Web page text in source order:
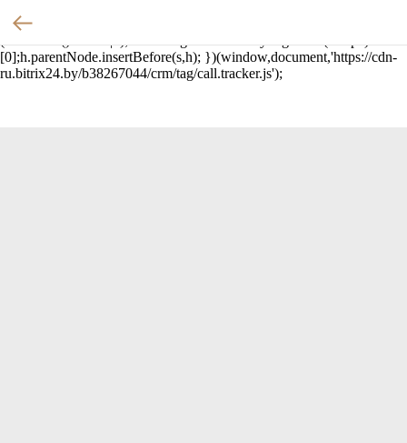
s=d.createElement('script');s.async=true;s.src=u+'?'+
[0];h.parentNode.insertBefore(s,h); })(window,document,'https://cdn-
ru.bitrix24.by/b38267044/crm/tag/call.tracker.js');